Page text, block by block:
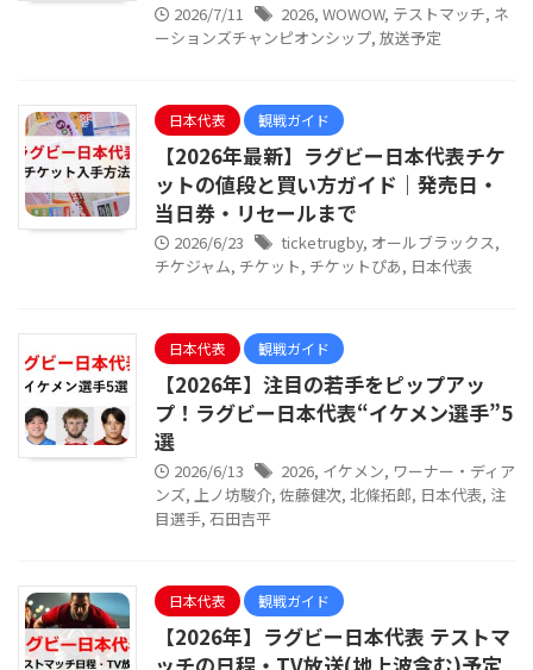
2026/7/11 2026, WOWOW, テストマッチ, ネ
ーションズチャンピオンシップ, 放送予定
日本代表 観戦ガイド
【2026年最新】ラグビー日本代表チケ
ットの値段と買い方ガイド｜発売日・
当日券・リセールまで
2026/6/23 ticketrugby, オールブラックス,
チケジャム, チケット, チケットぴあ, 日本代表
日本代表 観戦ガイド
【2026年】注目の若手をピップアッ
プ！ラグビー日本代表“イケメン選手”5
選
2026/6/13 2026, イケメン, ワーナー・ディア
ンズ, 上ノ坊駿介, 佐藤健次, 北條拓郎, 日本代表, 注
目選手, 石田吉平
日本代表 観戦ガイド
【2026年】ラグビー日本代表 テストマ